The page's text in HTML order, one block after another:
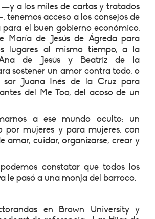
—y a los miles de cartas y tratados
tenemos acceso a los consejos de
para el buen gobierno económico,
María de Jesús de Ágreda para
lugares al mismo tiempo, a la
de Jesús y Beatriz de la
sostener un amor contra todo, o
Juana Inés de la Cruz para
del Me Too, del acoso de un
a ese mundo oculto: un
por mujeres y para mujeres, con
amar, cuidar, organizarse, crear y
constatar que todos los
le pasó a una monja del barroco.
en Brown University y